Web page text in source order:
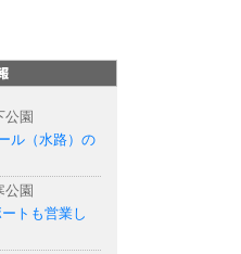
公園
ル（水路）の
公園
トも営業し